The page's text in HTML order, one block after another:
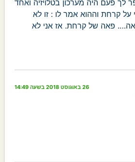
לך פעם היה מערכון בטלויזיה ואחד
על קרחת וההוא אמר לו : זו לא
פאה של קרחת. אז אני לא
26 באוגוסט 2018 בשעה 14:49